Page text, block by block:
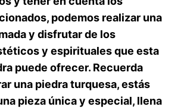
podemos realizar una
y disfrutar de los
y espirituales que esta
puede ofrecer. Recuerda
una piedra turquesa, estás
pieza única y especial, llena